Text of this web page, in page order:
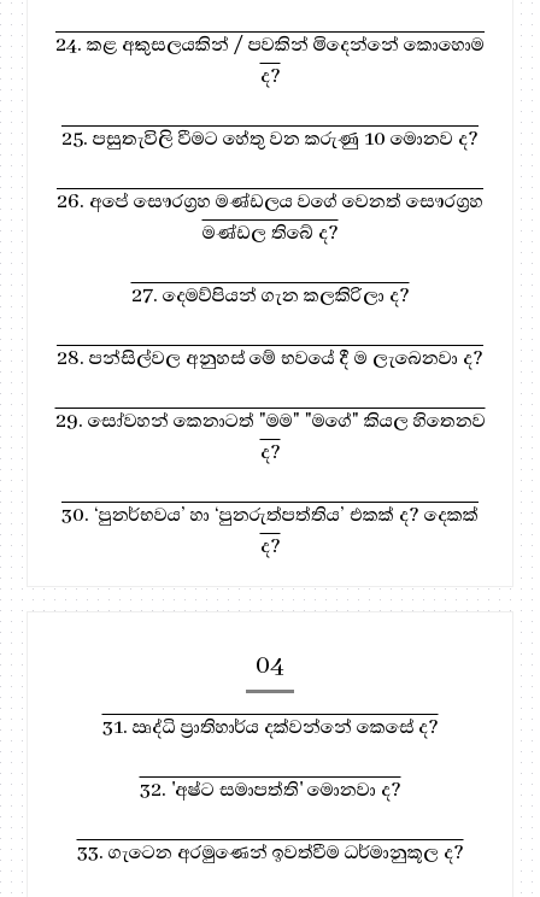
24. කළ අකුසලයකින් / පවකින් මිදෙන්නේ කොහොම
ද?
25. පසුතැවිලි වීමට හේතු වන කරුණු 10 මොනව ද?
26. අපේ සෞරග්‍රහ මණ්ඩලය වගේ වෙනත් සෞරග්‍රහ
මණ්ඩල තිබේ ද?
27. දෙමව්පියන් ගැන කලකිරිලා ද?
28. පන්සිල්වල අනුහස් මේ භවයේ දී ම ලැබෙනවා ද?
29. සෝවහන් කෙනාටත් "මම" "මගේ" කියල හිතෙනව
ද?
30. ‘පුනර්භවය’ හා ‘පුනරුත්පත්තිය’ එකක් ද? දෙකක්
ද?
04
31. ඍද්ධි ප්‍රාතිහාර්ය දක්වන්නේ කෙසේ ද?
32. 'අෂ්ට සමාපත්ති' මොනවා ද?
33. ගැටෙන අරමුණෙන් ඉවත්වීම ධර්මානුකූල ද?